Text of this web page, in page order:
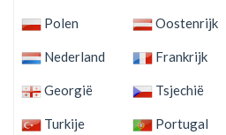
Polen Oostenrijk
Nederland Frankrijk
Georgië Tsjechië
Turkije Portugal